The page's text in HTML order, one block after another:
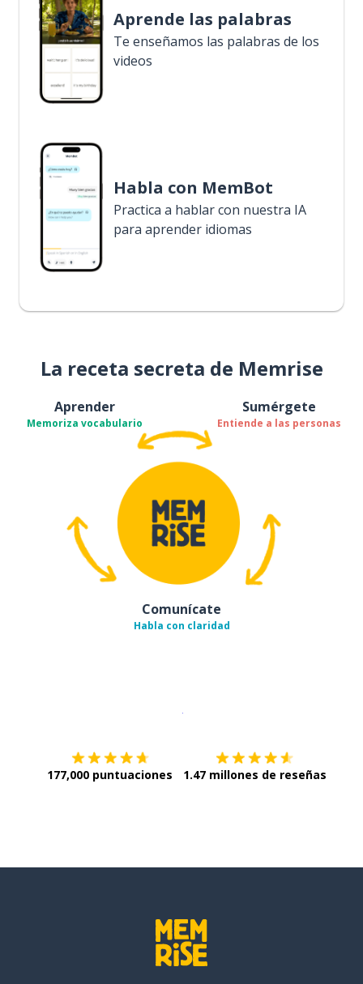
Aprende las palabras
Te enseñamos las palabras de los
videos
Habla con MemBot
Practica a hablar con nuestra IA
para aprender idiomas
La receta secreta de Memrise
Aprender
Memoriza vocabulario
Sumérgete
Entiende a las personas
Comunícate
Habla con claridad
177,000 puntuaciones 1.47 millones de reseñas